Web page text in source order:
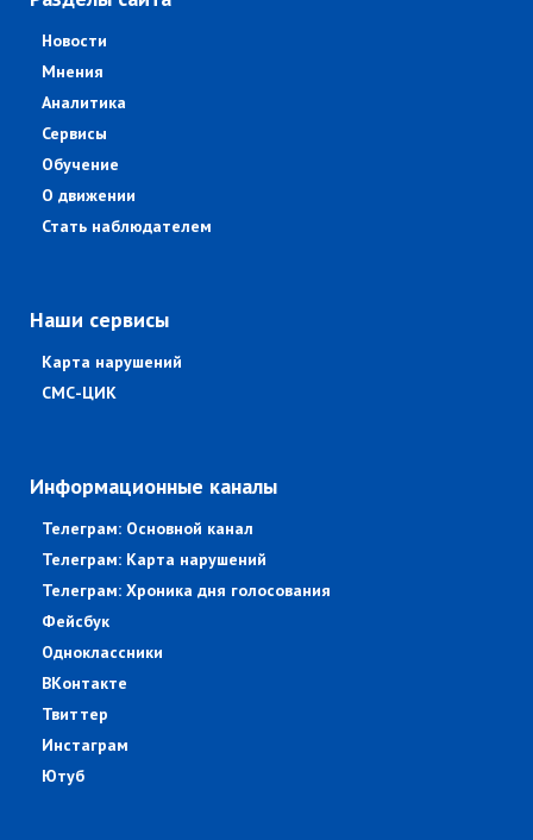
Новости
Мнения
Аналитика
Сервисы
Обучение
О движении
Стать наблюдателем
Наши сервисы
Карта нарушений
СМС-ЦИК
Информационные каналы
Телеграм: Основной канал
Телеграм: Карта нарушений
Телеграм: Хроника дня голосования
Фейсбук
Одноклассники
ВКонтакте
Твиттер
Инстаграм
Ютуб